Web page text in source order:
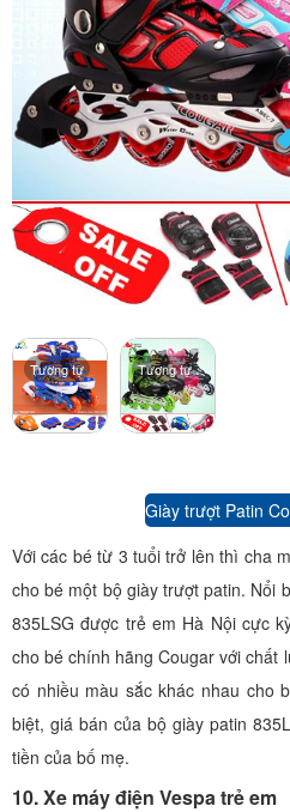
Tương tự Tương tự
Giày trượt Patin
Với các bé từ 3 tuổi trở lên thì cha
cho bé một bộ giày trượt patin. Nổi
835LSG được trẻ em Hà Nội cực
cho bé chính hãng Cougar với chất
có nhiều màu sắc khác nhau cho
biệt, giá bán của bộ giày patin
tiền của bố mẹ.
10. Xe máy điện Vespa trẻ em